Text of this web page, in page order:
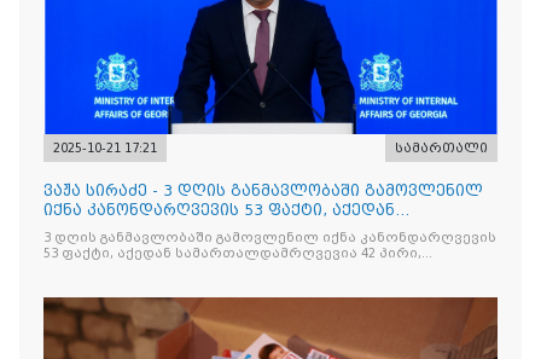
2025-10-21 17:21 სამართალი
ვაჟა სირაძე - 3 დღის განმავლობაში გამოვლენილ
იქნა კანონდარღვევის 53 ფაქტი, აქედან
სამართალდამრღვევია
3 დღის განმავლობაში გამოვლენილ იქნა კანონდარღვევის
53 ფაქტი, აქედან სამართალდამრღვევია 42 პირი,